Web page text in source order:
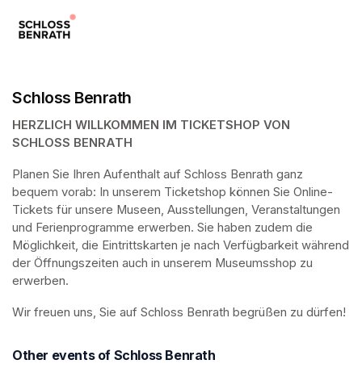
Schloss Benrath
HERZLICH WILLKOMMEN IM TICKETSHOP VON
SCHLOSS BENRATH
Planen Sie Ihren Aufenthalt auf Schloss Benrath ganz
bequem vorab: In unserem Ticketshop können Sie Online-
Tickets für unsere Museen, Ausstellungen, Veranstaltungen
und Ferienprogramme erwerben. Sie haben zudem die
Möglichkeit, die Eintrittskarten je nach Verfügbarkeit während
der Öffnungszeiten auch in unserem Museumsshop zu
erwerben.
Wir freuen uns, Sie auf Schloss Benrath begrüßen zu dürfen!
Other events of Schloss Benrath